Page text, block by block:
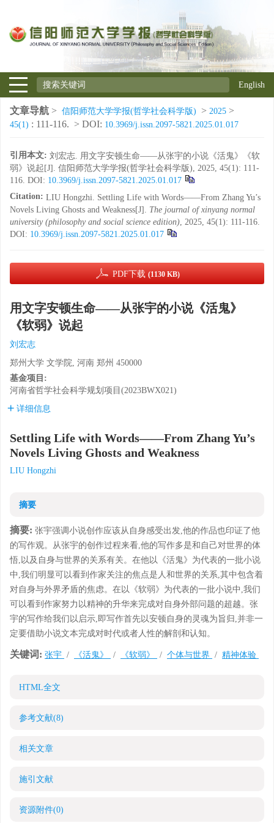
English
文章导航 > 信阳师范大学学报(哲学社会科学版) > 2025 >
45(1) : 111-116. > DOI: 10.3969/j.issn.2097-5821.2025.01.017
引用本文: 刘宏志. 用文字安顿生命——从张宇的小说《活鬼》《软
弱》说起[J]. 信阳师范大学学报(哲学社会科学版), 2025, 45(1): 111-
116. DOI: 10.3969/j.issn.2097-5821.2025.01.017
Citation: LIU Hongzhi. Settling Life with Words——From Zhang Yu’s
Novels Living Ghosts and Weakness[J]. The journal of xinyang normal
university (philosophy and social science edition), 2025, 45(1): 111-116.
DOI: 10.3969/j.issn.2097-5821.2025.01.017
PDF下载 (1130 KB)
用文字安顿生命——从张宇的小说《活鬼》
《软弱》说起
刘宏志
郑州大学 文学院, 河南 郑州 450000
基金项目:
河南省哲学社会科学规划项目(2023BWX021)
详细信息
Settling Life with Words——From Zhang Yu’s
Novels Living Ghosts and Weakness
LIU Hongzhi
摘要
摘要: 张宇强调小说创作应该从自身感受出发,他的作品也印证了他
的写作观。从张宇的创作过程来看,他的写作多是和自己对世界的体
悟,以及自身与世界的关系有关。在他以《活鬼》为代表的一批小说
中,我们明显可以看到作家关注的焦点是人和世界的关系,其中包含着
对自身与外界矛盾的焦虑。在以《软弱》为代表的一批小说中,我们
可以看到作家努力以精神的升华来完成对自身外部问题的超越。张
宇的写作给我们以启示,即写作首先以安顿自身的灵魂为旨归,并非一
定要借助小说文本完成对时代或者人性的解剖和认知。
关键词: 张宇 / 《活鬼》 / 《软弱》 / 个体与世界 / 精神体验
HTML全文
参考文献(8)
相关文章
施引文献
资源附件(0)